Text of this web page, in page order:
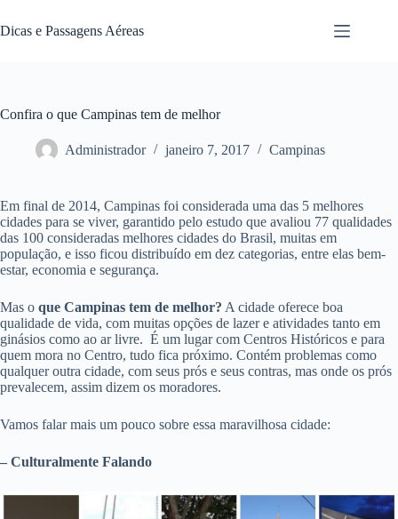
para
o
Dicas e Passagens Aéreas
Confira o que Campinas tem de melhor
Administrador janeiro 7, 2017 Campinas
Em final de 2014, Campinas foi considerada uma das 5 melhores
cidades para se viver, garantido pelo estudo que avaliou 77 qualidades
das 100 consideradas melhores cidades do Brasil, muitas em
população, e isso ficou distribuído em dez categorias, entre elas bem-
estar, economia e segurança.
Mas o que Campinas tem de melhor? A cidade oferece boa
qualidade de vida, com muitas opções de lazer e atividades tanto em
ginásios como ao ar livre. É um lugar com Centros Históricos e para
quem mora no Centro, tudo fica próximo. Contém problemas como
qualquer outra cidade, com seus prós e seus contras, mas onde os prós
prevalecem, assim dizem os moradores.
Vamos falar mais um pouco sobre essa maravilhosa cidade:
– Culturalmente Falando